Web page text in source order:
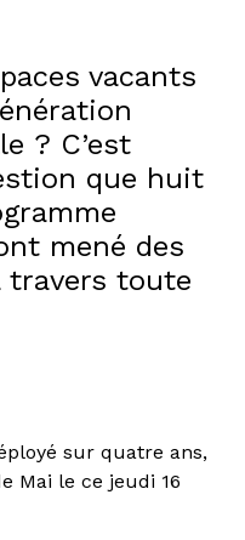
vacants
? C’est
que huit
mené des
travers toute
sur quatre ans,
Mai le ce jeudi 16